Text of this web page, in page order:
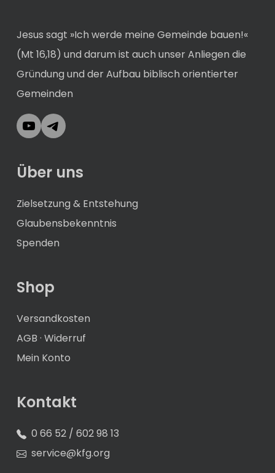
Jesus sagt »Ich werde meine Gemeinde bauen!«
(Mt 16,18) und darum ist auch unser Anliegen die
Gründung und der Aufbau biblisch orientierter
Gemeinden
YouTubeTelegram
Über uns
Zielsetzung & Entstehung
Glaubensbekenntnis
Spenden
Shop
Versandkosten
AGB · Widerruf
Mein Konto
Kontakt
0 66 52 / 602 98 13
service@kfg.org